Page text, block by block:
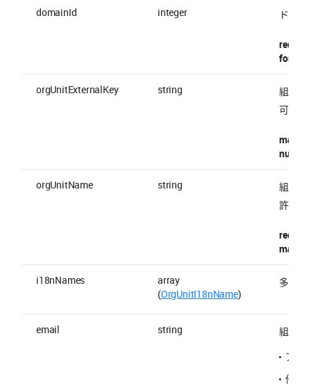
domainId integer ドメイ
format
orgUnitExternalKey string
組織の
可。
orgUnitName string
組織名
許容さ
i18nNames
array
(OrgUnitI18nName)
多言語
email string
組織メ
アド
他の